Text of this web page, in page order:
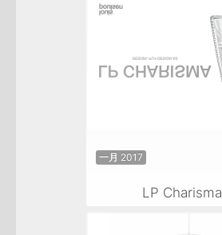
一月 2017
LP Charisma